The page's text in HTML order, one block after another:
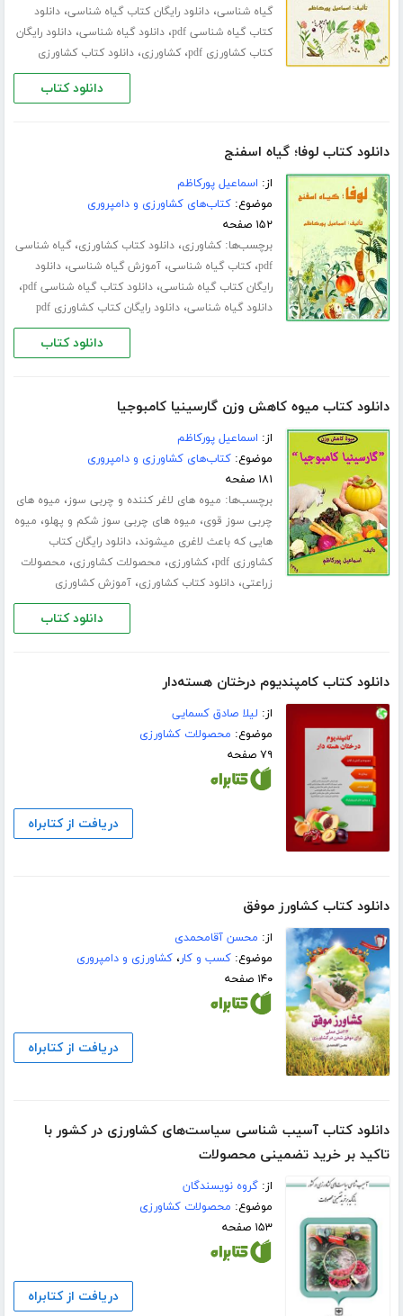
گیاه شناسی،دانلود رایگان کتاب گیاه شناسی،دانلود
کتاب گیاه شناسی pdf
،دانلود گیاه شناسی،دانلود رایگان
کتاب کشاورزی pdf
،کشاورزی،دانلود کتاب کشاورزی
دانلود کتاب
دانلود کتاب لوفا؛ گیاه اسفنج
از: اسماعیل پورکاظم
موضوع:کتاب‌های کشاورزی و دامپروری
۱۵۲ صفحه
برچسب‌ها:کشاورزی،دانلود کتاب کشاورزی،گیاه شناسی
pdf،کتاب گیاه شناسی،آموزش گیاه شناسی،دانلود
رایگان کتاب گیاه شناسی،دانلود کتاب گیاه شناسی pdf ،
دانلود گیاه شناسی،دانلود رایگان کتاب کشاورزی pdf
دانلود کتاب
دانلود کتاب میوه کاهش وزن گارسینیا کامبوجیا
از: اسماعیل پورکاظم
موضوع:کتاب‌های کشاورزی و دامپروری
۱۸۱ صفحه
برچسب‌ها: میوه های لاغر کننده و چربی سوز، میوه های
چربی سوز قوی، میوه های چربی سوز شکم و پهلو، میوه
هایی که باعث لاغری میشوند،دانلود رایگان کتاب
کشاورزی pdf
،کشاورزی، محصولات کشاورزی، محصولات
زراعتی،دانلود کتاب کشاورزی،آموزش کشاورزی
دانلود کتاب
دانلود کتاب کامپندیوم درختان هسته‌دار
از: لیلا صادق کسمایی
موضوع: محصولات کشاورزی
۷۹ صفحه
دریافت از کتابراه
دانلود کتاب کشاورز موفق
از: محسن آقامحمدی
موضوع:کسب و کار،کشاورزی و دامپروری
۱۴۰ صفحه
دریافت از کتابراه
دانلود کتاب آسیب شناسی سیاست‌های کشاورزی در کشور با
تاکید بر خرید تضمینی محصولات
از:گروه نویسندگان
موضوع: محصولات کشاورزی
۱۵۳ صفحه
دریافت از کتابراه